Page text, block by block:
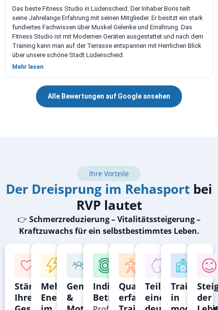
Das beste Fitness Studio in Lüdenscheid. Der Inhaber Boris teilt
seine Jahrelange Erfahrung mit seinen Mitglieder. Er besitzt ein stark
fundiertes Fachwissen über Muskel Gelenke und Ernährung. Das
Fitness Studio ist mit Modernen Geräten ausgestattet und nach dem
Training kann man auf der Terrasse entspannen mit Herrlichen Blick
über unsere schöne Stadt Lüdenscheid.
Mehr lesen
Alle Bewertungen auf Google ansehen
Ihre Vorteile
Der Dreisprung im Rehasport bei
RVP lautet
👉 Schmerzreduzierung – Vitalitätssteigerung –
Kraftzuwachs für ein selbstbestimmtes Leben.
Stärkung
Ihrer
Mehr
Energie
Gemeinschaft
&
Individuelle
Betreuung
Qualitative,
erfahrene
Teil
einer
Training
in
der